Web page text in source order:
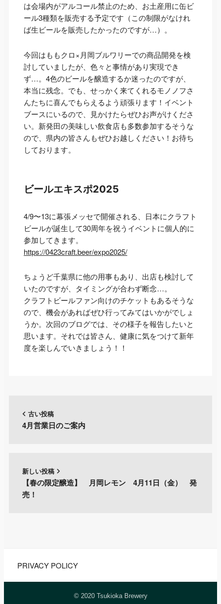
は会場内がアルコール禁止のため、お土産用に缶ビ
ール3種類を販売する予定です（この制限がなけれ
ば生ビールを販売したかったのですが…）。
今回はももクロ×月岡ブルワリーでの商品開発を検
討していましたが、色々と事情があり実現でき
ず…。4色のビールを醸造するか迷ったのですが、
本当に残念。でも、せっかく来てくれるモノノフさ
んたちに喜んでもらえるよう頑張ります！イベント
ブースにいるので、見かけたらぜひお声がけくださ
い。新発田の美味しい飲食店も多数参加するそうな
ので、県内の皆さんもぜひお越しください！お待ち
しております。
ビールエキスポ2025
4/9〜13に幕張メッセで開催される、日本にクラフト
ビールが誕生して30周年を祝うイベントに個人的に
参加してきます。
https://0423craft.beer/expo2025/
ちょうど千葉県に他の用事もあり、出店も検討して
いたのですが、タイミングが合わず断念…。
クラフトビールファン向けのチケットもあるそうな
ので、機会があればぜひ行ってみてはいかがでしょ
うか。次回のブログでは、その様子を報告したいと
思います。それでは皆さん、健康に気をつけて新年
度を楽しんでいきましょう！！
古い投稿
4月営業日のご案内
新しい投稿
【春の限定醸造】 月岡レモン 4月11日（金） 発
売！
PRIVACY POLICY
© 2020 Tsukioka Brewery